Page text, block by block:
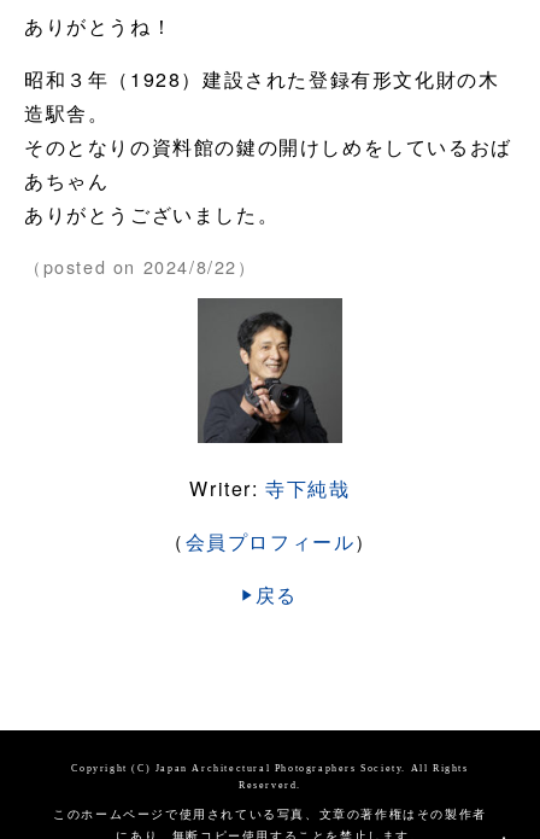
ありがとうね！
昭和３年（1928）建設された登録有形文化財の木
造駅舎。
そのとなりの資料館の鍵の開けしめをしているおば
あちゃん
ありがとうございました。
（posted on 2024/8/22）
Writer:寺下純哉
（会員プロフィール）
戻る
Copyright (C) Japan Architectural Photographers Society. All Rights
Reserverd.
このホームページで使用されている写真、文章の著作権はその製作者